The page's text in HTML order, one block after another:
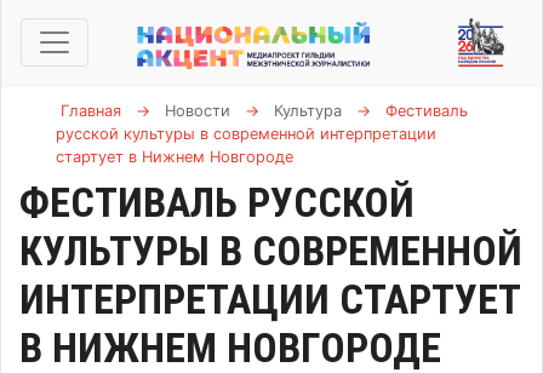
Главная → Новости → Культура →
Фестиваль
русской культуры в современной интерпретации
стартует в Нижнем Новгороде
ФЕСТИВАЛЬ РУССКОЙ
КУЛЬТУРЫ В СОВРЕМЕННОЙ
ИНТЕРПРЕТАЦИИ СТАРТУЕТ
В НИЖНЕМ НОВГОРОДЕ